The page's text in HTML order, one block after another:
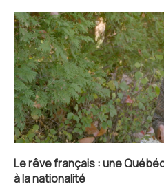
Le rêve français : une
à la nationalité